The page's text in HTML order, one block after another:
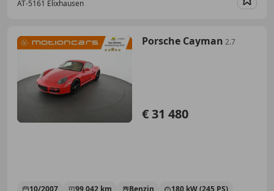
AT-5161 Elixhausen
Porsche Cayman 2.7
€ 31 480
10/2007 99 042 km Benzin 180 kW (245 PS)